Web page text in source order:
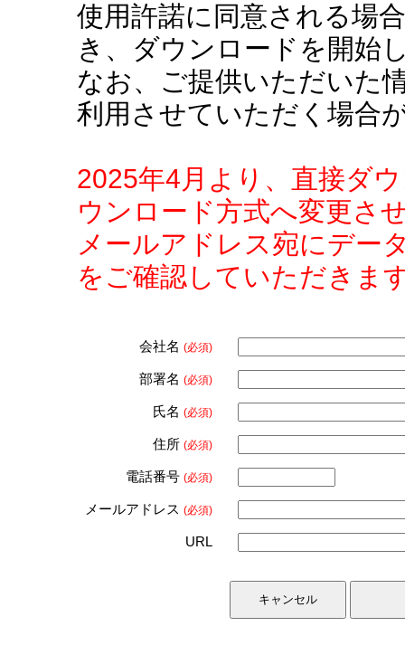
使用許諾に同意される場
き、ダウンロードを開始
なお、ご提供いただいた
利用させていただく場合
2025年4月より、直接ダ
ウンロード方式へ変更さ
メールアドレス宛にデー
をご確認していただきま
会社名 (必須)
部署名 (必須)
氏名 (必須)
住所 (必須)
電話番号 (必須)
メールアドレス (必須)
URL